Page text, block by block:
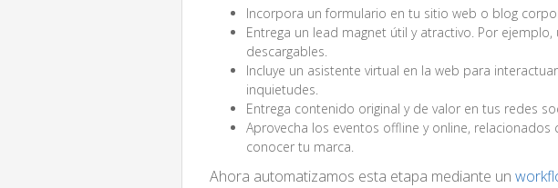
Incorpora un formulario en tu sitio web o blog
Entrega un lead magnet útil y atractivo. Por
descargables.
Incluye un asistente virtual en la web para
inquietudes.
Entrega contenido original y de valor en tus redes
Aprovecha los eventos offline y online,
conocer tu marca.
Ahora automatizamos esta etapa mediante un